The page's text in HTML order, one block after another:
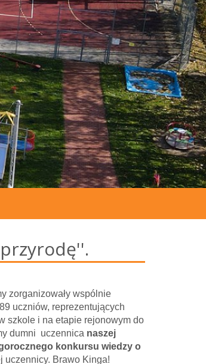
zorganizowały wspólnie
uczniów, reprezentujących
szkole i na etapie rejonowym do
dumni uczennica naszej
konkursu wiedzy o
uczennicy. Brawo Kinga!